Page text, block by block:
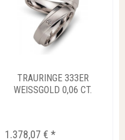
TRAURINGE 333ER
WEISSGOLD 0,06 CT.
1.378,07 € *